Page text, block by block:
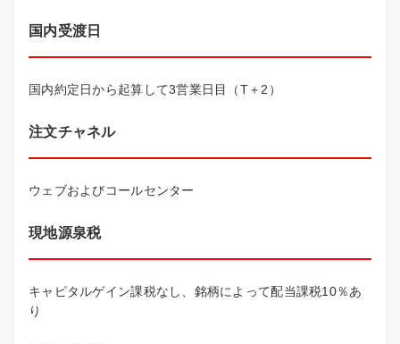
国内受渡日
国内約定日から起算して3営業日目（T＋2）
注文チャネル
ウェブおよびコールセンター
現地源泉税
キャピタルゲイン課税なし、銘柄によって配当課税10％あ
り